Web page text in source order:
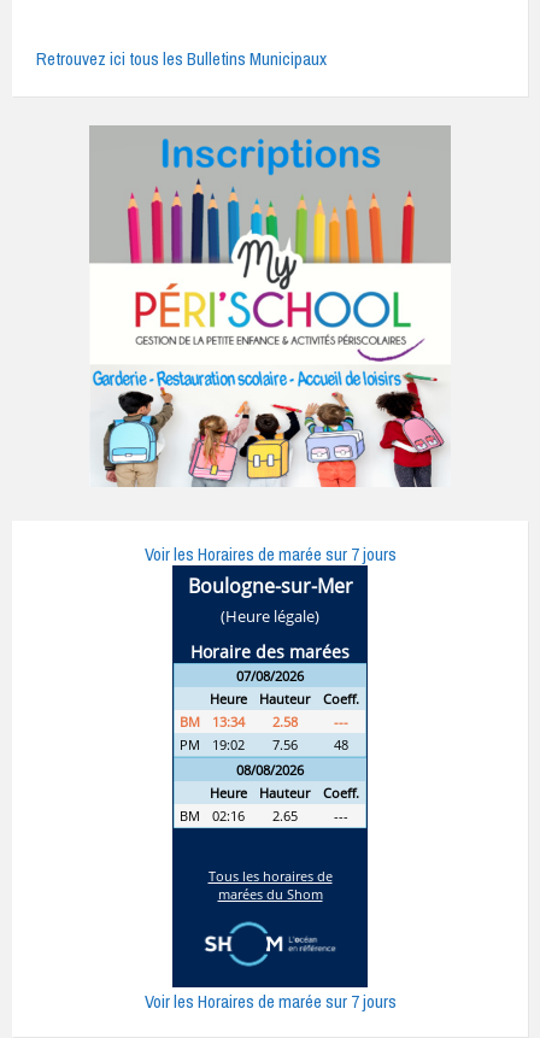
Retrouvez ici tous les Bulletins Municipaux
Voir les Horaires de marée sur 7 jours
Voir les Horaires de marée sur 7 jours